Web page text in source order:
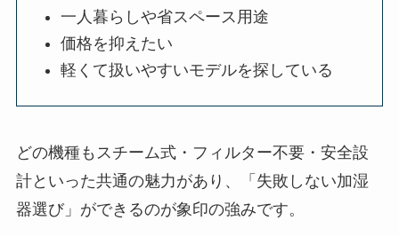
一人暮らしや省スペース用途
価格を抑えたい
軽くて扱いやすいモデルを探している
どの機種もスチーム式・フィルター不要・安全設
計といった共通の魅力があり、「失敗しない加湿
器選び」ができるのが象印の強みです。